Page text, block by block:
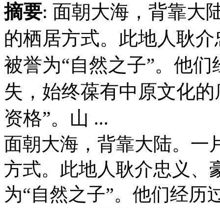
摘要: 面朝大海，背靠大
的栖居方式。此地人耿
被誉为“自然之子”。他
失，始终葆有中原文化
资格”。山 ...
面朝大海，背靠大陆。一
方式。此地人耿介忠义、
为“自然之子”。他们经历